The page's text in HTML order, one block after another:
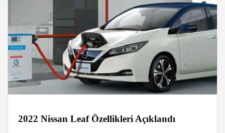
2022 Nissan Leaf Özellikleri Açıklandı